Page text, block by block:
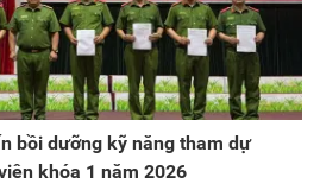
bồi dưỡng kỹ năng tham dự
khóa 1 năm 2026